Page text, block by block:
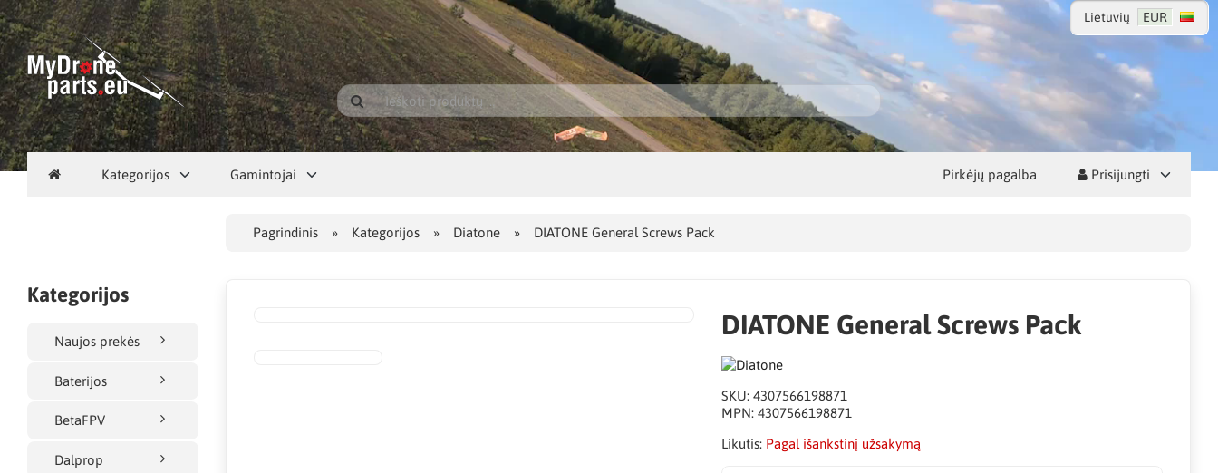
Lietuvių EUR
Kategorijos Gamintojai Pirkėjų pagalba Prisijungti
Kategorijos
Naujos prekės
Baterijos
BetaFPV
Dalprop
Pagrindinis Kategorijos Diatone DIATONE General Screws Pack
DIATONE General Screws Pack
SKU:4307566198871
MPN:4307566198871
Likutis: Pagal išankstinį užsakymą